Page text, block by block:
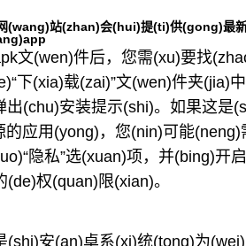
(wang)站(zhan)会(hui)提(ti)供(gong)最
文(wen)件后，您需(xu)要找
下(xia)载(zai)”文(wen)件夹(jia)
出(chu)安装提示(shi)。如果这是
应用(yong)，您(nin)可能
隐私”选(xuan)项，并(bing)开
权(quan)限(xian)。
(shi)安(an)卓系(xi)统(tong)为